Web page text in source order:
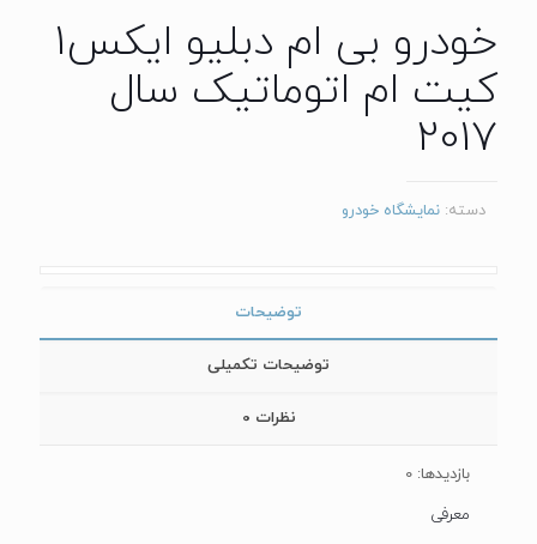
خودرو بی ام دبلیو ایکس1
کیت ام اتوماتیک سال
2017
دسته: نمایشگاه خودرو
توضیحات
توضیحات تکمیلی
نظرات 0
بازدیدها: 0
معرفی